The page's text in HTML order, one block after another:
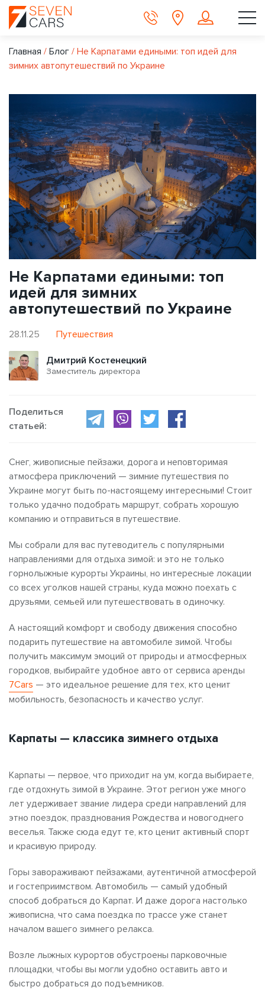
Главная / Блог / Не Карпатами едиными: топ идей для
зимних автопутешествий по Украине
Не Карпатами едиными: топ
идей для зимних
автопутешествий по Украине
28.11.25 Путешествия
Дмитрий Костенецкий
Заместитель директора
Поделиться
статьей:
Снег, живописные пейзажи, дорога и неповторимая
атмосфера приключений — зимние путешествия по
Украине могут быть по-настоящему интересными! Стоит
только удачно подобрать маршрут, собрать хорошую
компанию и отправиться в путешествие.
Мы собрали для вас путеводитель с популярными
направлениями для отдыха зимой: и это не только
горнолыжные курорты Украины, но интересные локации
со всех уголков нашей страны, куда можно поехать с
друзьями, семьей или путешествовать в одиночку.
А настоящий комфорт и свободу движения способно
подарить путешествие на автомобиле зимой. Чтобы
получить максимум эмоций от природы и атмосферных
городков, выбирайте удобное авто от сервиса аренды
7Cars — это идеальное решение для тех, кто ценит
мобильность, безопасность и качество услуг.
Карпаты — классика зимнего отдыха
Карпаты — первое, что приходит на ум, когда выбираете,
где отдохнуть зимой в Украине. Этот регион уже много
лет удерживает звание лидера среди направлений для
этно поездок, празднования Рождества и новогоднего
веселья. Также сюда едут те, кто ценит активный спорт
и красивую природу.
Горы завораживают пейзажами, аутентичной атмосферой
и гостеприимством. Автомобиль — самый удобный
способ добраться до Карпат. И даже дорога настолько
живописна, что сама поездка по трассе уже станет
началом вашего зимнего релакса.
Возле лыжных курортов обустроены парковочные
площадки, чтобы вы могли удобно оставить авто и
быстро добраться до подъемников.